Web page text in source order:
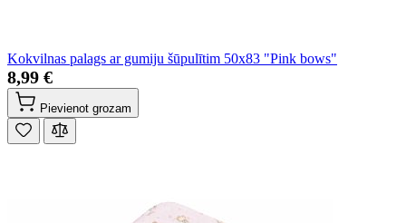
Kokvilnas palags ar gumiju šūpulītim 50x83 "Pink bows"
8,99 €
Pievienot grozam